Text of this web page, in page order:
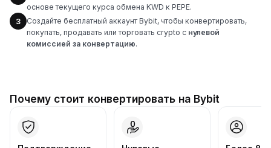
основе текущего курса обмена KWD к PEPE.
3
Создайте бесплатный аккаунт Bybit, чтобы конвертировать,
покупать, продавать или торговать crypto с нулевой
комиссией за конвертацию.
Почему стоит конвертировать на Bybit